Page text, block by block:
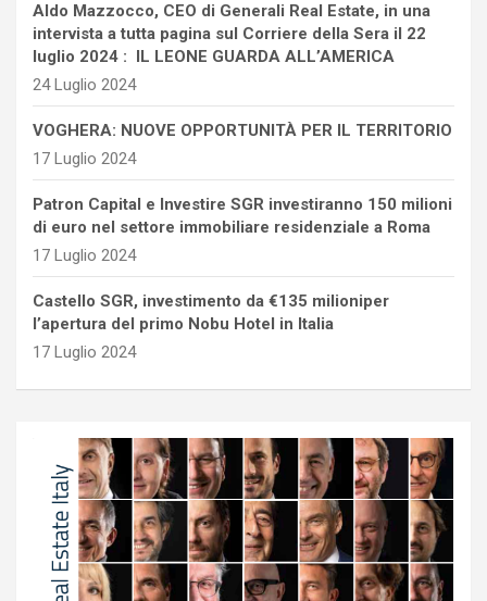
Aldo Mazzocco, CEO di Generali Real Estate, in una
intervista a tutta pagina sul Corriere della Sera il 22
luglio 2024 : IL LEONE GUARDA ALL’AMERICA
24 Luglio 2024
VOGHERA: NUOVE OPPORTUNITÀ PER IL TERRITORIO
17 Luglio 2024
Patron Capital e Investire SGR investiranno 150 milioni
di euro nel settore immobiliare residenziale a Roma
17 Luglio 2024
Castello SGR, investimento da €135 milioniper
l’apertura del primo Nobu Hotel in Italia
17 Luglio 2024